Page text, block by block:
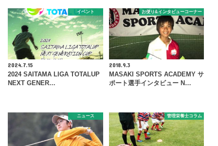
イベント
2024.7.15
2024 SAITAMA LIGA TOTALUP
NEXT GENER…
お便り&インタビューコーナー
2018.9.3
MASAKI SPORTS ACADEMY サ
ポート選手インタビュー N…
ニュース 管理栄養士コラム